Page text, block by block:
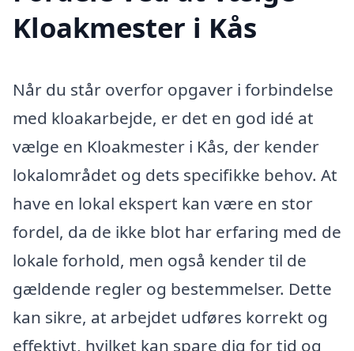
Kloakmester i Kås
Når du står overfor opgaver i forbindelse
med kloakarbejde, er det en god idé at
vælge en Kloakmester i Kås, der kender
lokalområdet og dets specifikke behov. At
have en lokal ekspert kan være en stor
fordel, da de ikke blot har erfaring med de
lokale forhold, men også kender til de
gældende regler og bestemmelser. Dette
kan sikre, at arbejdet udføres korrekt og
effektivt, hvilket kan spare dig for tid og